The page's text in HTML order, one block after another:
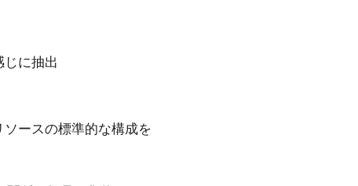
じに抽出
ースの標準的な構成を